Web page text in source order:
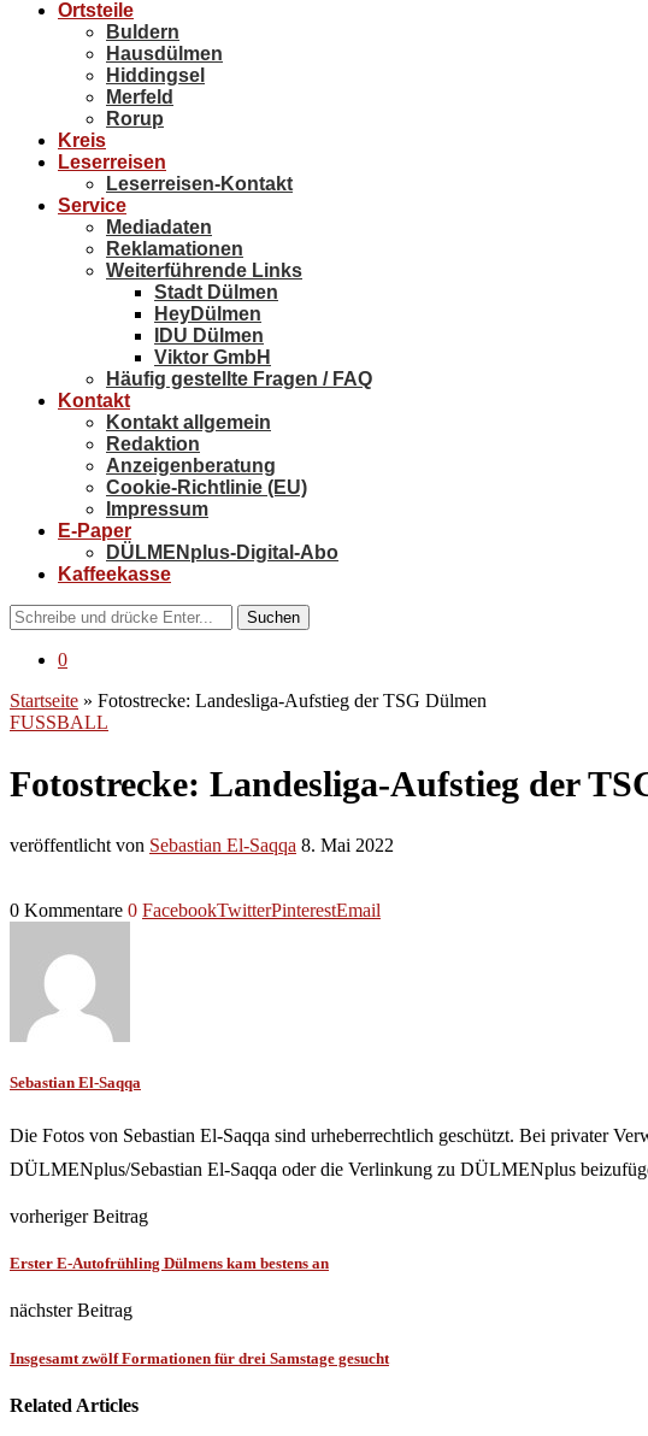
Ortsteile
Buldern
Hausdülmen
Hiddingsel
Merfeld
Rorup
Kreis
Leserreisen
Leserreisen-Kontakt
Service
Mediadaten
Reklamationen
Weiterführende Links
Stadt Dülmen
HeyDülmen
IDU Dülmen
Viktor GmbH
Häufig gestellte Fragen / FAQ
Kontakt
Kontakt allgemein
Redaktion
Anzeigenberatung
Cookie-Richtlinie (EU)
Impressum
E-Paper
DÜLMENplus-Digital-Abo
Kaffeekasse
Suchen
0
Startseite » Fotostrecke: Landesliga-Aufstieg der TSG Dülmen
FUSSBALL
Fotostrecke: Landesliga-Aufstieg der
veröffentlicht von Sebastian El-Saqqa 8. Mai 2022
0 Kommentare 0 FacebookTwitterPinterestEmail
Sebastian El-Saqqa
Die Fotos von Sebastian El-Saqqa sind urheberrechtlich geschützt. Bei privater
DÜLMENplus/Sebastian El-Saqqa oder die Verlinkung zu DÜLMENplus
vorheriger Beitrag
Erster E-Autofrühling Dülmens kam bestens an
nächster Beitrag
Insgesamt zwölf Formationen für drei Samstage gesucht
Related Articles